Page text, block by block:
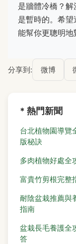
是牆體冷橋？
是暫時的。希望
能幫你更聰明地
分享到: 微博
* 熱門新聞
台北植物園導覽
版秘訣
多肉植物好處全
富貴竹剪根完整
耐陰盆栽推薦與
指南
盆栽長毛養護全
答